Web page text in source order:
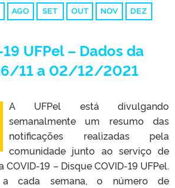
AGO SET OUT NOV DEZ
UFPel – Dados da
11 a 02/12/2021
A UFPel está divulgando
semanalmente um resumo das
notificações realizadas pela
comunidade junto ao serviço de
19 – Disque COVID-19 UFPel.
a cada semana, o número de